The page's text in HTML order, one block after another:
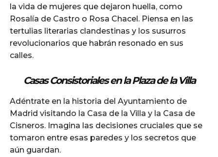
la vida de mujeres que dejaron huella, como
Rosalía de Castro o Rosa Chacel. Piensa en las
tertulias literarias clandestinas y los susurros
revolucionarios que habrán resonado en sus
calles.
Casas Consistoriales en la Plaza de la Villa
Adéntrate en la historia del Ayuntamiento de
Madrid visitando la Casa de la Villa y la Casa de
Cisneros. Imagina las decisiones cruciales que se
tomaron entre esas paredes y los secretos que
aún guardan.